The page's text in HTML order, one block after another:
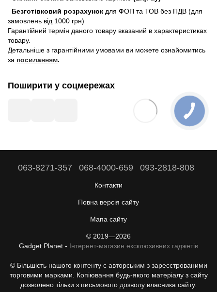
Безготівковий розрахунок для ФОП та ТОВ без ПДВ (для
замовлень від 1000 грн)
Гарантійний термін даного товару вказаний в характеристиках
товару.
Детальніше з гарантійними умовами ви можете ознайомитись
за посиланням.
Поширити у соцмережах
063-8271-357 068-4000-659 093-2818-808
Контакти
Повна версія сайту
Мапа сайту
© 2019—2026
Gadget Planet - Інтернет-магазин ексклюзивних гаджетів
© Більшість нашого контенту є авторським з зареєстрованими
торговими марками. Копіювання будь-якого матеріалу з сайту
дозволено тільки з письмового дозволу власника сайту.